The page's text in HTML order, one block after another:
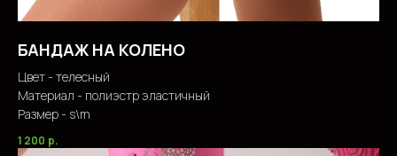
БАНДАЖ НА КОЛЕНО
Цвет - телесный
Материал - полиэстр эластичный
Размер - s\m
1 200 р.